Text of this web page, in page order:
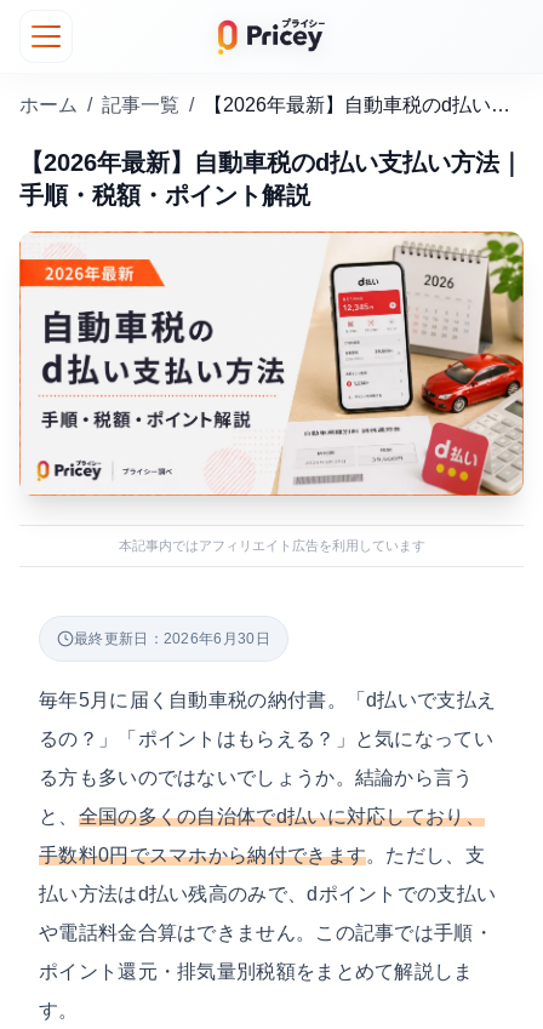
ホーム / 記事一覧 / 【2026年最新】自動車税のd払い支払い方法｜手順・税額・ポイント解説
【2026年最新】自動車税のd払い支払い方法｜
手順・税額・ポイント解説
本記事内ではアフィリエイト広告を利用しています
最終更新日：2026年6月30日
毎年5月に届く自動車税の納付書。「d払いで支払え
るの？」「ポイントはもらえる？」と気になってい
る方も多いのではないでしょうか。結論から言う
と、 全国の多くの自治体でd払いに対応しており、
手数料0円でスマホから納付できます。ただし、支
払い方法はd払い残高のみで、dポイントでの支払い
や電話料金合算はできません。この記事では手順・
ポイント還元・排気量別税額をまとめて解説しま
す。